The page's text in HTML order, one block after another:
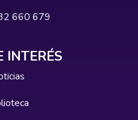
660 679
INTERÉS